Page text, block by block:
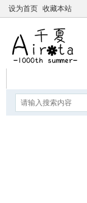
设为首页 收藏本站